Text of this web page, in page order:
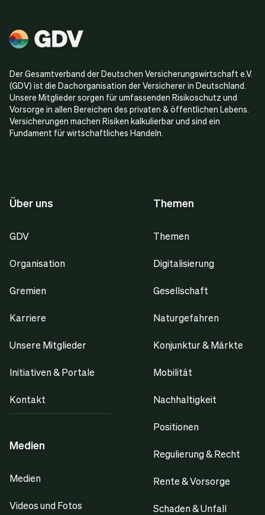
Der Gesamtverband der Deutschen Versicherungswirtschaft e.V.
(GDV) ist die Dachorganisation der Versicherer in Deutschland.
Unsere Mitglieder sorgen für umfassenden Risikoschutz und
Vorsorge in allen Bereichen des privaten & öffentlichen Lebens.
Versicherungen machen Risiken kalkulierbar und sind ein
Fundament für wirtschaftliches Handeln.
Über uns
GDV
Organisation
Gremien
Karriere
Unsere Mitglieder
Initiativen & Portale
Kontakt
Medien
Medien
Videos und Fotos
Themen
Themen
Digitalisierung
Gesellschaft
Naturgefahren
Konjunktur & Märkte
Mobilität
Nachhaltigkeit
Positionen
Regulierung & Recht
Rente & Vorsorge
Schaden & Unfall